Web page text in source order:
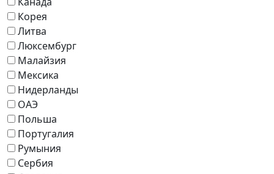
Корея
Литва
Люксембург
Малайзия
Мексика
Нидерланды
ОАЭ
Польша
Португалия
Румыния
Сербия